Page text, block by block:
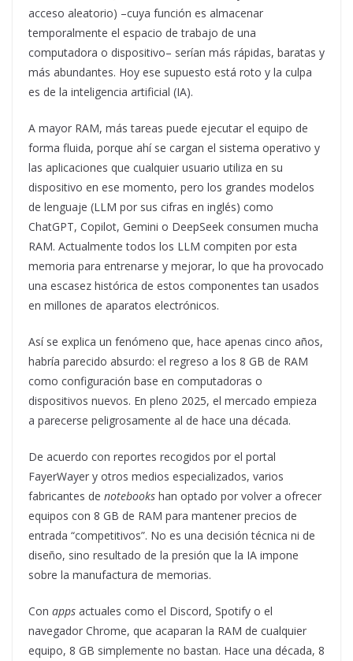
acceso aleatorio) –cuya función es almacenar
temporalmente el espacio de trabajo de una
computadora o dispositivo– serían más rápidas, baratas y
más abundantes. Hoy ese supuesto está roto y la culpa
es de la inteligencia artificial (IA).
A mayor RAM, más tareas puede ejecutar el equipo de
forma fluida, porque ahí se cargan el sistema operativo y
las aplicaciones que cualquier usuario utiliza en su
dispositivo en ese momento, pero los grandes modelos
de lenguaje (LLM por sus cifras en inglés) como
ChatGPT, Copilot, Gemini o DeepSeek consumen mucha
RAM. Actualmente todos los LLM compiten por esta
memoria para entrenarse y mejorar, lo que ha provocado
una escasez histórica de estos componentes tan usados
en millones de aparatos electrónicos.
Así se explica un fenómeno que, hace apenas cinco años,
habría parecido absurdo: el regreso a los 8 GB de RAM
como configuración base en computadoras o
dispositivos nuevos. En pleno 2025, el mercado empieza
a parecerse peligrosamente al de hace una década.
De acuerdo con reportes recogidos por el portal
FayerWayer y otros medios especializados, varios
fabricantes de notebooks han optado por volver a ofrecer
equipos con 8 GB de RAM para mantener precios de
entrada “competitivos”. No es una decisión técnica ni de
diseño, sino resultado de la presión que la IA impone
sobre la manufactura de memorias.
Con apps actuales como el Discord, Spotify o el
navegador Chrome, que acaparan la RAM de cualquier
equipo, 8 GB simplemente no bastan. Hace una década, 8